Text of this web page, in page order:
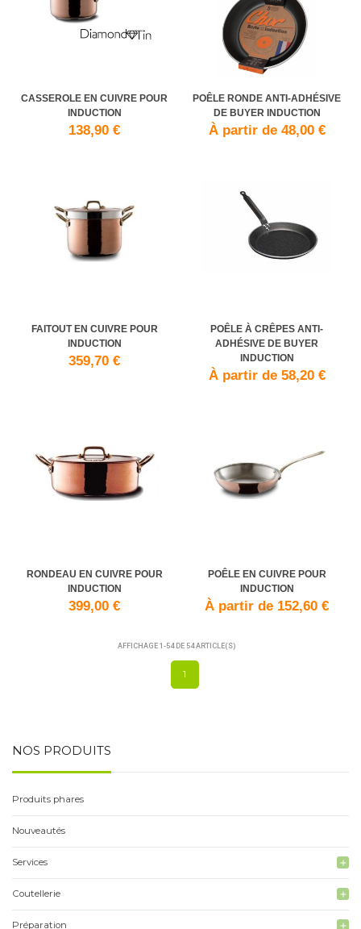
NOS PRODUITS
Produits phares
Nouveautés
Services add
Coutellerie add
Préparation add
CASSEROLE EN CUIVRE POUR
INDUCTION
138,90 €
POÊLE RONDE ANTI-ADHÉSIVE
DE BUYER INDUCTION
À partir de 48,00 €
FAITOUT EN CUIVRE POUR
INDUCTION
359,70 €
POÊLE À CRÊPES ANTI-
ADHÉSIVE DE BUYER
INDUCTION
À partir de 58,20 €
RONDEAU EN CUIVRE POUR
INDUCTION
399,00 €
POÊLE EN CUIVRE POUR
INDUCTION
À partir de 152,60 €
AFFICHAGE 1-54 DE 54 ARTICLE(S)
1